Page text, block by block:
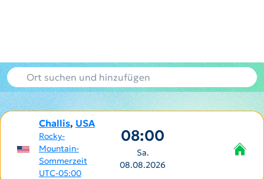
Challis, USA
Rocky-
Mountain-
Sommerzeit
UTC-05:00
08:00
Sa.
08.08.2026